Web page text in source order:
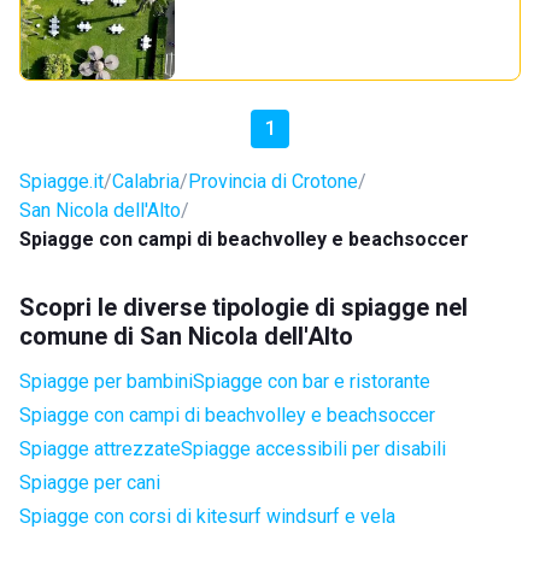
1
Spiagge.it Calabria Provincia di Crotone
San Nicola dell'Alto
Spiagge con campi di beachvolley e beachsoccer
Scopri le diverse tipologie di spiagge nel
comune di San Nicola dell'Alto
Spiagge per bambiniSpiagge con bar e ristorante
Spiagge con campi di beachvolley e beachsoccer
Spiagge attrezzateSpiagge accessibili per disabili
Spiagge per cani
Spiagge con corsi di kitesurf windsurf e vela